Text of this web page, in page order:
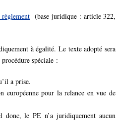
(base juridique : article 322,
à égalité. Le texte adopté sera
spéciale :
a prise.
européenne pour la relance en vue de
le PE n’a juridiquement aucun